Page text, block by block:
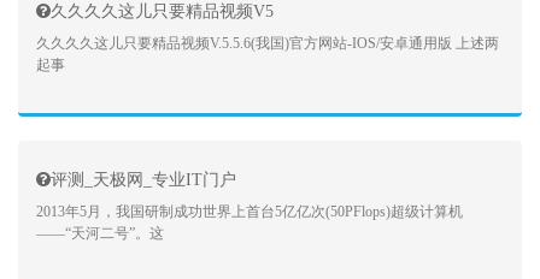
久久久久这儿只要精品视频V5
久久久久这儿只要精品视频V.5.5.6(我国)官方网站-IOS/安卓通用版 上述两
起事
评测_天极网_专业IT门户
2013年5月，我国研制成功世界上首台5亿亿次(50PFlops)超级计算机
——“天河二号”。这